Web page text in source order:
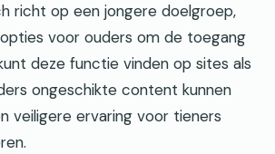
richt op een jongere doelgroep,
voor ouders om de toegang
deze functie vinden op sites als
ongeschikte content kunnen
veiligere ervaring voor tieners